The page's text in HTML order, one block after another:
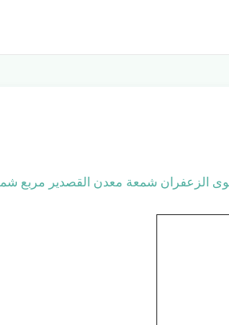
الزعفران شمعة معدن القصدير مربع